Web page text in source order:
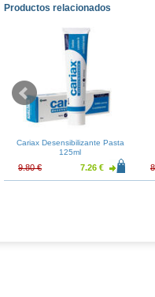
Productos relacionados
Cariax Desensibilizante Pasta
125ml
9.80 € 7.26 €